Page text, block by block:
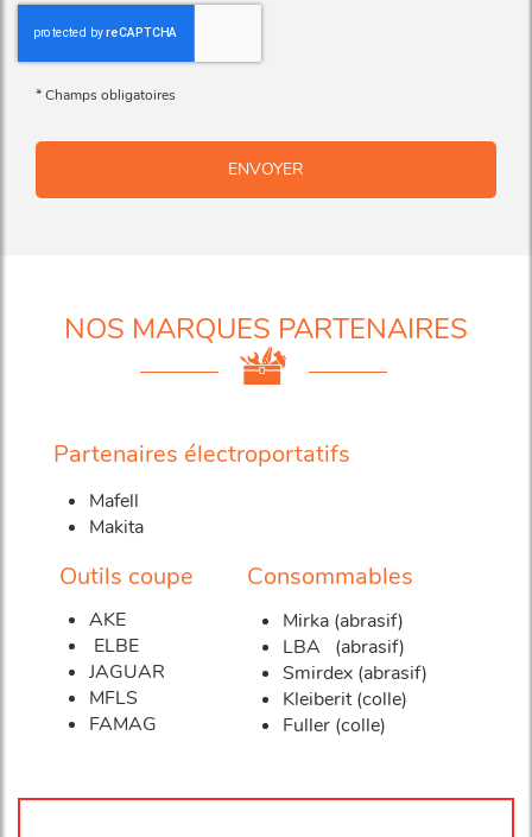
*Champs obligatoires
NOS MARQUES PARTENAIRES
Partenaires électroportatifs
Mafell
Makita
Outils coupe
AKE
ELBE
JAGUAR
MFLS
FAMAG
Consommables
Mirka (abrasif)
LBA (abrasif)
Smirdex (abrasif)
Kleiberit (colle)
Fuller (colle)